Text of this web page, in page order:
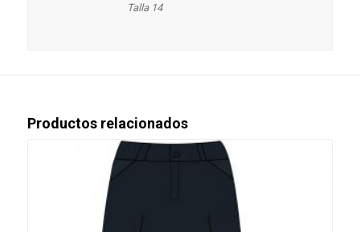
Talla 14
Productos relacionados